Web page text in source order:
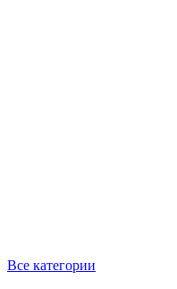
Все категории